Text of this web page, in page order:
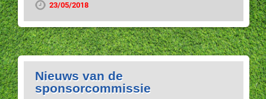
23/05/2018
Nieuws van de
sponsorcommissie